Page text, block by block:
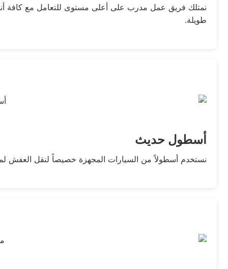
طويلة.
أسطول حديث
نستخدم أسطولاً من السيارات المجهزة خصيصاً لنقل العفش